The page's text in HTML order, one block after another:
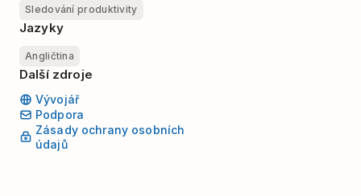
Sledování produktivity
Jazyky
Angličtina
Další zdroje
Vývojář
Podpora
Zásady ochrany osobních
údajů